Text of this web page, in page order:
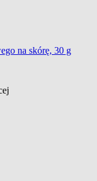
na skórę, 30 g